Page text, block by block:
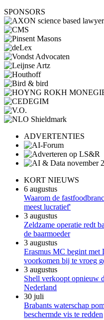
SPONSORS
ADVERTENTIES
KORT NIEUWS
6 augustus
Waarom de
meest lucratief'
3 augustus
Zeldzame operatie redt
de baarmoeder
3 augustus
Erasmus MC begint
voorkomen bij te vroeg
3 augustus
Shell verkoopt opnieuw
Nederland
30 juli
Brabants waterschap
beschermde vis te redden